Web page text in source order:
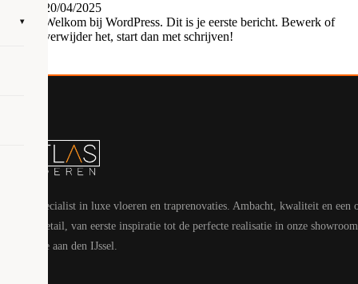
▾
20/04/2025
Welkom bij WordPress. Dit is je eerste bericht. Bewerk of
verwijder het, start dan met schrijven!
Uw specialist in luxe vloeren en traprenovaties. Ambacht, kwaliteit en een
voor detail, van eerste inspiratie tot de perfecte realisatie in onze
Capelle aan den IJssel.